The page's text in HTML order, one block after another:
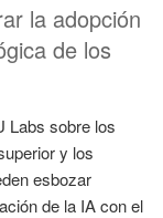
la adopción
de los
Labs sobre los
y los
esbozar
de la IA con el